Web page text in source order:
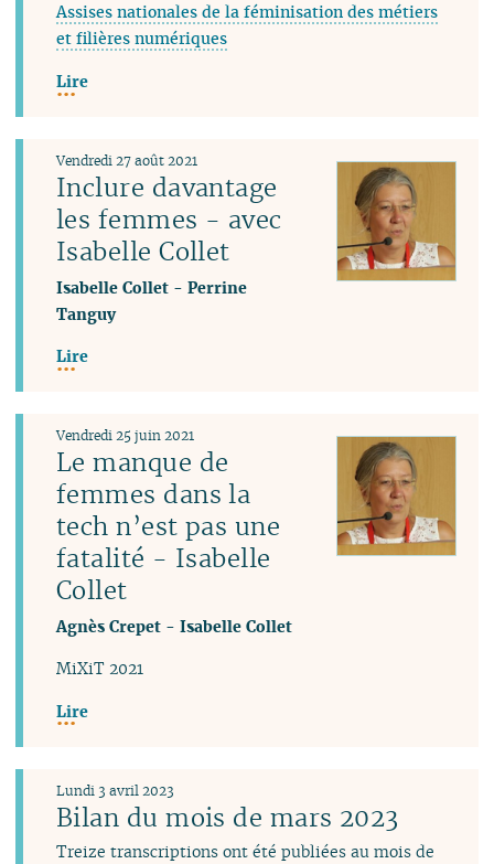
Assises nationales de la féminisation des métiers
et filières numériques
Lire
Inclure davantage
les femmes - avec
Isabelle Collet
Vendredi 27 août 2021
Isabelle Collet -Perrine
Tanguy
Lire
Le manque de
femmes dans la
tech n’est pas une
fatalité - Isabelle
Collet
Vendredi 25 juin 2021
Agnès Crepet -Isabelle Collet
MiXiT 2021
Lire
Bilan du mois de mars 2023
Lundi 3 avril 2023
Treize transcriptions ont été publiées au mois de